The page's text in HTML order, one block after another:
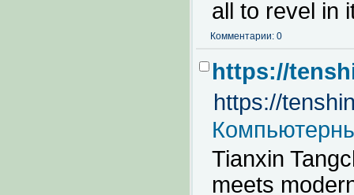
all to revel in
Комментарии: 0
https://
https://
Tianxin
meets